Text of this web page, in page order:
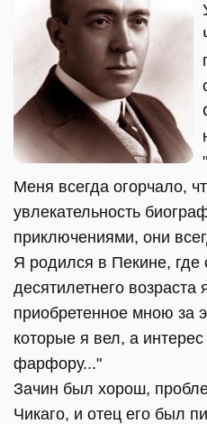
"
Меня всегда огорчало,
увлекательность
приключениями, они
Я родился в Пекине, где
десятилетнего
приобретенное мною за
которые я вел, а
фарфору..."
Зачин был хорош,
Чикаго, и отец его был